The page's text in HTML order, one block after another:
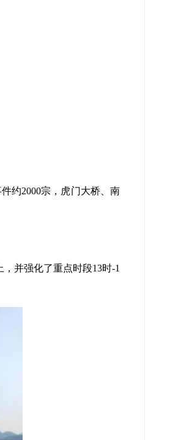
约2000宗，虎门大桥、南
并强化了重点时段13时-1